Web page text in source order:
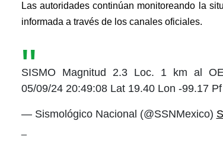
Las autoridades continúan monitoreando la
informada a través de los canales oficiales.
SISMO Magnitud 2.3 Loc. 1 km al
05/09/24 20:49:08 Lat 19.40 Lon -99.17
— Sismológico Nacional (@SSNMexico)